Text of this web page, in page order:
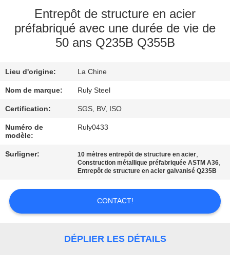
SUJET
VISITE
D'USINE
CONTRÔLE
DE
CONTACTEZ-
Entrepôt de structure en acier
préfabriqué avec une durée de vie de
50 ans Q235B Q355B
Lieu d'origine: La Chine
Nom de marque: Ruly Steel
Certification: SGS, BV, ISO
Numéro de
modèle:
Ruly0433
Surligner: 10 mètres entrepôt de structure en acier,
Construction métallique préfabriquée ASTM A36,
Entrepôt de structure en acier galvanisé Q235B
CONTACT!
DÉPLIER LES DÉTAILS